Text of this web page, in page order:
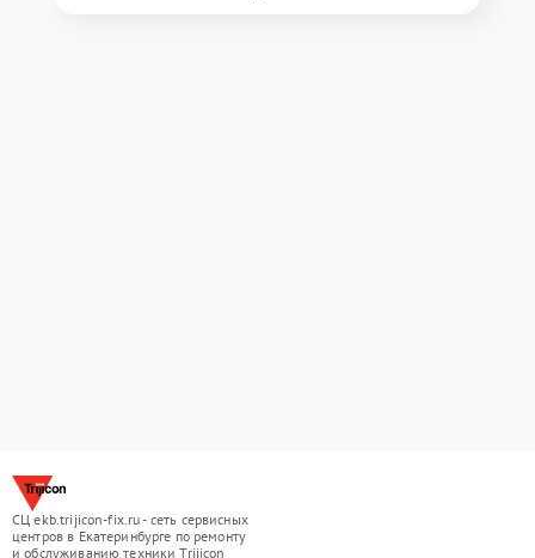
СЦ ekb.trijicon-fix.ru - сеть сервисных
центров в Екатеринбурге по ремонту
и обслуживанию техники Trijicon